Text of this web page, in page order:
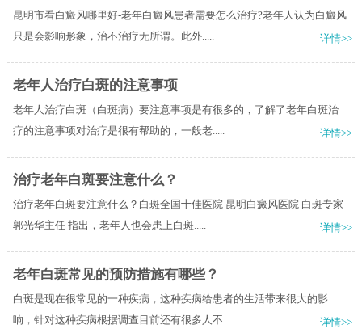
昆明市看白癜风哪里好-老年白癜风患者需要怎么治疗?老年人认为白癜风
只是会影响形象，治不治疗无所谓。此外.....
详情>>
老年人治疗白斑的注意事项
老年人治疗白斑（白斑病）要注意事项是有很多的，了解了老年白斑治
疗的注意事项对治疗是很有帮助的，一般老.....
详情>>
治疗老年白斑要注意什么？
治疗老年白斑要注意什么？白斑全国十佳医院 昆明白癜风医院 白斑专家
郭光华主任 指出，老年人也会患上白斑.....
详情>>
老年白斑常见的预防措施有哪些？
白斑是现在很常见的一种疾病，这种疾病给患者的生活带来很大的影
响，针对这种疾病根据调查目前还有很多人不.....
详情>>